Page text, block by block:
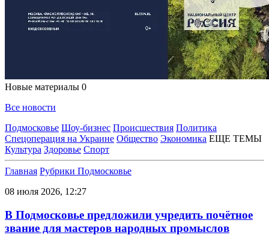
Новые материалы 0
Все новости
Подмосковье Шоу-бизнес Происшествия Политика
Спецоперация на Украине Общество Экономика ЕЩЕ ТЕМЫ
Культура Здоровье Спорт
Главная Рубрики Подмосковье
08 июля 2026, 12:27
В Подмосковье предложили учредить почётное
звание для мастеров народных промыслов